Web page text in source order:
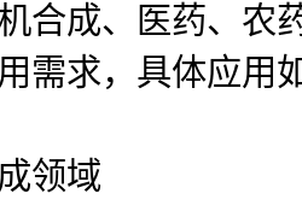
合成、医药、农
需求，具体应用
领域